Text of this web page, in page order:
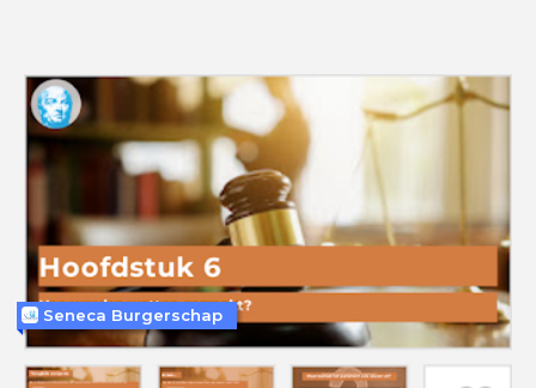
Seneca Burgerschap